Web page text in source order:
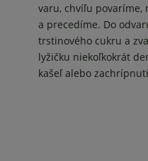
varu, chvíľu povaríme,
a precedíme. Do
trstinového cukru a
lyžičku niekoľkokrát
kašeľ alebo